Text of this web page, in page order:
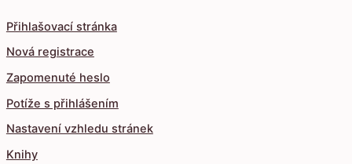
Přihlašovací stránka
Nová registrace
Zapomenuté heslo
Potíže s přihlášením
Nastavení vzhledu stránek
Knihy